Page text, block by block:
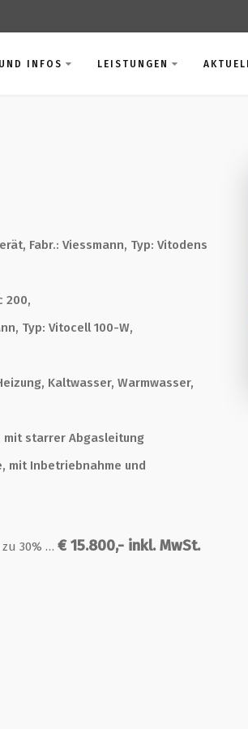
INFOS LEISTUNGEN
Fabr.: Viessmann, Typ: Vitodens
200,
Typ: Vitocell 100-W,
Kaltwasser, Warmwasser,
mit starrer Abgasleitung
mit Inbetriebnahme und
30% … € 15.800,- inkl. MwSt.